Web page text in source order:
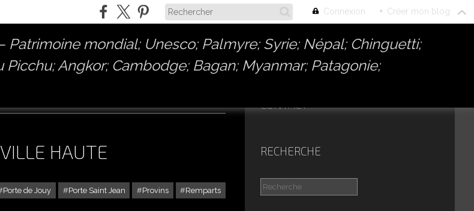
Connexion + Créer mon blog
Patrimoine mondial; Unesco; Palmyre; Syrie; Népal; Chinguetti;
Angkor; Cambodge; Bagan; Myanmar; Patagonie;
HAUTE
Porte de Jouy Porte Saint Jean Provins
Remparts
CONTACT
RECHERCHE